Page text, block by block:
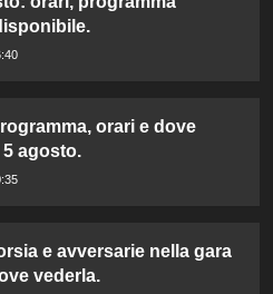
orari e dove
agosto.
e avversarie nella gara
vederla.